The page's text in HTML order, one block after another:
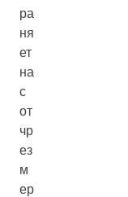
ра
ня
ет
на
с
от
чр
ез
м
ер